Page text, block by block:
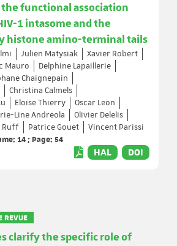
functional association
1 intasome and the
histone amino-terminal tails
Julien Matysiak
Xavier Robert
Mauro
Delphine Lapaillerie
Chaignepain
Christina Calmels
Eloïse Thierry
Oscar Leon
Line Andreola
Olivier Delelis
Ruff Patrice Gouet
Vincent Parissi
14 ; Page: 54
HAL DOI
REVUE
clarify the specific role of